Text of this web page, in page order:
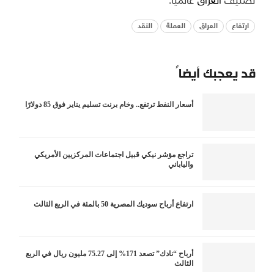
ارتفاع العراق العملة النقد
قد يعجبك أيضاً
أسعار النفط ترتفع.. وخام برنت تسليم يناير فوق 85 دولارًا
تراجع مؤشر نيكي قبيل اجتماعات المركزيين الأمريكي
والياباني
ارتفاع أرباح سوديك المصرية 50 بالمئة في الربع الثالث
أرباح “نادك” تصعد 171% إلى 75.27 مليون ريال في الربع
الثالث